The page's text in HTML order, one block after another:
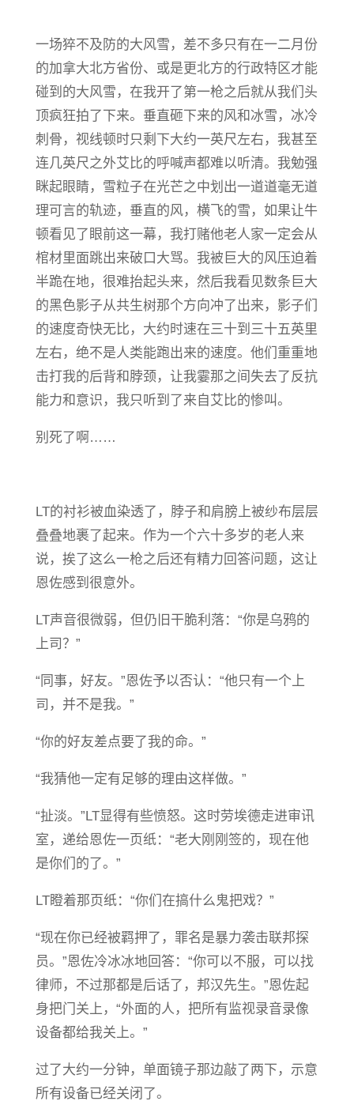
一场猝不及防的大风雪，差不多只有在一二月份
的加拿大北方省份、或是更北方的行政特区才能
碰到的大风雪，在我开了第一枪之后就从我们头
顶疯狂拍了下来。垂直砸下来的风和冰雪，冰冷
刺骨，视线顿时只剩下大约一英尺左右，我甚至
连几英尺之外艾比的呼喊声都难以听清。我勉强
眯起眼睛，雪粒子在光芒之中划出一道道毫无道
理可言的轨迹，垂直的风，横飞的雪，如果让牛
顿看见了眼前这一幕，我打赌他老人家一定会从
棺材里面跳出来破口大骂。我被巨大的风压迫着
半跪在地，很难抬起头来，然后我看见数条巨大
的黑色影子从共生树那个方向冲了出来，影子们
的速度奇快无比，大约时速在三十到三十五英里
左右，绝不是人类能跑出来的速度。他们重重地
击打我的后背和脖颈，让我霎那之间失去了反抗
能力和意识，我只听到了来自艾比的惨叫。
别死了啊……
LT的衬衫被血染透了，脖子和肩膀上被纱布层层
叠叠地裹了起来。作为一个六十多岁的老人来
说，挨了这么一枪之后还有精力回答问题，这让
恩佐感到很意外。
LT声音很微弱，但仍旧干脆利落：“你是乌鸦的
上司？”
“同事，好友。”恩佐予以否认：“他只有一个上
司，并不是我。”
“你的好友差点要了我的命。”
“我猜他一定有足够的理由这样做。”
“扯淡。”LT显得有些愤怒。这时劳埃德走进审讯
室，递给恩佐一页纸：“老大刚刚签的，现在他
是你们的了。”
LT瞪着那页纸：“你们在搞什么鬼把戏？”
“现在你已经被羁押了，罪名是暴力袭击联邦探
员。”恩佐冷冰冰地回答：“你可以不服，可以找
律师，不过那都是后话了，邦汉先生。”恩佐起
身把门关上，“外面的人，把所有监视录音录像
设备都给我关上。”
过了大约一分钟，单面镜子那边敲了两下，示意
所有设备已经关闭了。